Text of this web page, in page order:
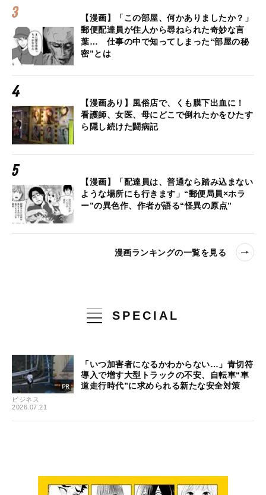
【漫画】「この部屋、何かありましたか？」
郵便配達員が住人から尋ねられた奇妙な言
葉… 仕事の中で知ってしまった“部屋の秘
密”とは
【漫画あり】風俗店で、くも膜下出血に！
看護師、女医、母にどこで倒れたかをひたす
ら隠し続けた闘病記
【漫画】「配達員は、普通なら踏み込まない
ような場所にも行きます」“郵便局員×ホラ
ー”の異色作、作者が語る“怪異の原点”
漫画ランキングの一覧を見る
SPECIAL
ビジネス
2026.07.21
「いつ加害者になるかわからない…」青切符
導入で増す大型トラックの不安、自転車“車
道走行時代”に求められる新たな安全対策